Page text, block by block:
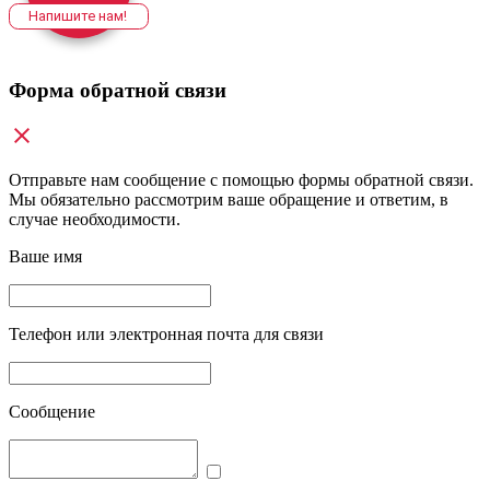
Напишите нам!
Форма обратной связи
Отправьте нам сообщение с помощью формы обратной связи.
Мы обязательно рассмотрим ваше обращение и ответим, в
случае необходимости.
Ваше имя
Телефон или электронная почта для связи
Сообщение